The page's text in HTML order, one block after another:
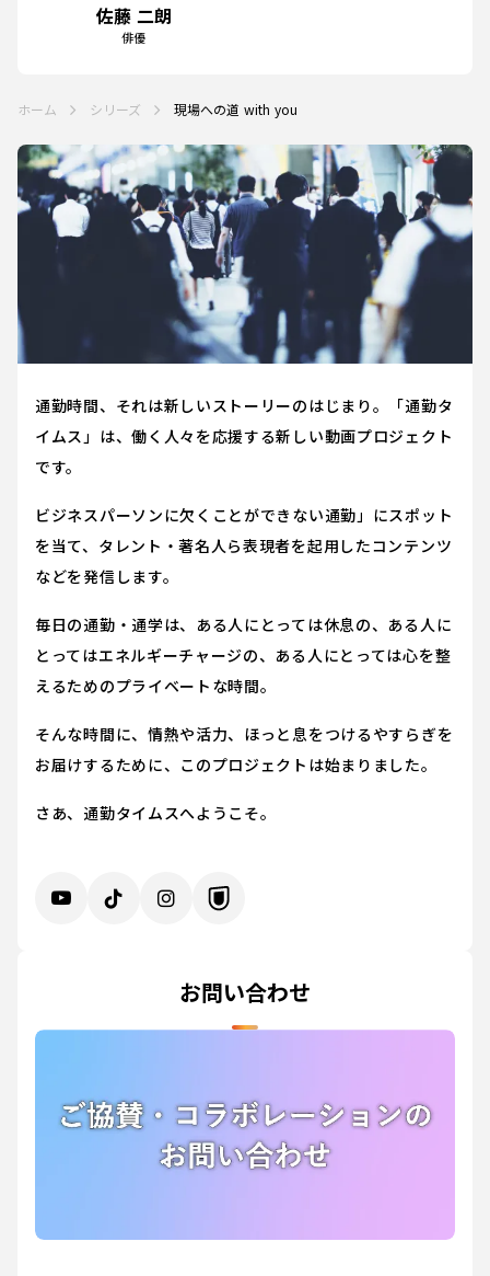
佐藤 二朗
俳優
ホーム シリーズ 現場への道 with you
通勤時間、それは新しいストーリーのはじまり。「通勤タ
イムス」は、働く人々を応援する新しい動画プロジェクト
です。
ビジネスパーソンに欠くことができない通勤」にスポット
を当て、タレント・著名人ら表現者を起用したコンテンツ
などを発信します。
毎日の通勤・通学は、ある人にとっては休息の、ある人に
とってはエネルギーチャージの、ある人にとっては心を整
えるためのプライベートな時間。
そんな時間に、情熱や活力、ほっと息をつけるやすらぎを
お届けするために、このプロジェクトは始まりました。
さあ、通勤タイムスへようこそ。
お問い合わせ